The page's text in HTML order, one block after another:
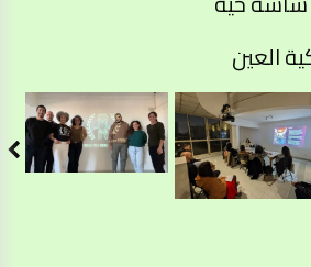
العين